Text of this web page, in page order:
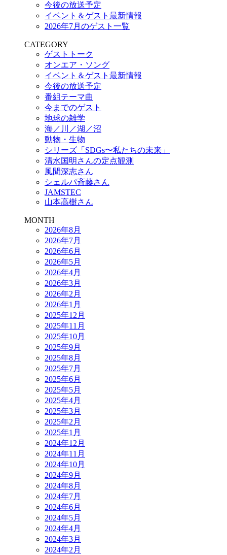
今後の放送予定
イベント＆ゲスト最新情報
2026年7月のゲスト一覧
CATEGORY
ゲストトーク
オンエア・ソング
イベント＆ゲスト最新情報
今後の放送予定
番組テーマ曲
今までのゲスト
地球の雑学
海／川／湖／沼
動物・生物
シリーズ「SDGs〜私たちの未来」
清水国明さんの定点観測
風間深志さん
シェルパ斉藤さん
JAMSTEC
山本高樹さん
MONTH
2026年8月
2026年7月
2026年6月
2026年5月
2026年4月
2026年3月
2026年2月
2026年1月
2025年12月
2025年11月
2025年10月
2025年9月
2025年8月
2025年7月
2025年6月
2025年5月
2025年4月
2025年3月
2025年2月
2025年1月
2024年12月
2024年11月
2024年10月
2024年9月
2024年8月
2024年7月
2024年6月
2024年5月
2024年4月
2024年3月
2024年2月